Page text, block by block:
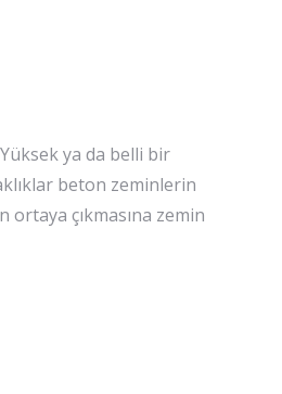
ya da belli bir
beton zeminlerin
çıkmasına zemin